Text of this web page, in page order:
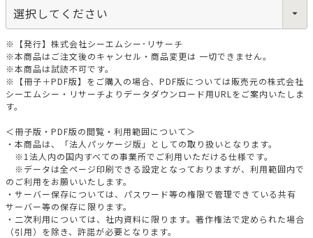
※【発行】株式会社シーエムシー･リサーチ
※本商品はご注文後のキャンセル・商品変更は 一切できません。
※本商品は試読不可です。
※【冊子＋PDF版】をご購入の場合、PDF版については販売元の株式会社
シーエムシー・リサーチよりデータダウンロード用URLをご案内いたしま
す。
＜冊子版・PDF版の閲覧・利用範囲について＞
・本商品は、「法人パッケージ版」としての取り扱いとなります。
※1法人内の国内すべての事業所でご利用いただける仕様です。
※データは全ページ印刷できる設定となっておりますが、利用範囲内で
のご利用をお願いいたします。
・サーバー保存については、パスワード等の権限で管理できている共有
サーバー等の保存に限ります。
・二次利用については、社内資料に限ります。著作権法で定められた場合
（引用）を除き、許諾が必要となります。